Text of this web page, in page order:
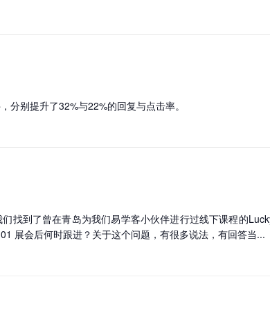
分别提升了32%与22%的回复与点击率。
找到了曾在青岛为我们易学客小伙伴进行过线下课程的
展会后何时跟进？关于这个问题，有很多说法，有回答当...